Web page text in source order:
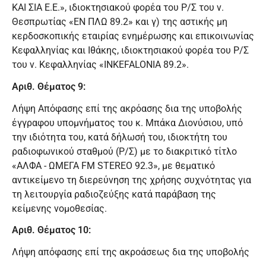
ΚΑΙ ΣΙΑ Ε.Ε.», ιδιοκτησιακού φορέα του Ρ/Σ του ν.
Θεσπρωτίας «ΕΝ ΠΛΩ 89.2» και γ) της αστικής μη
κερδοσκοπικής εταιρίας ενημέρωσης και επικοινωνίας
Κεφαλληνίας και Ιθάκης, ιδιοκτησιακού φορέα του Ρ/Σ
του ν. Κεφαλληνίας «INKEFALONIA 89.2».
Αριθ. Θέματος 9:
Λήψη Απόφασης επί της ακρόασης δια της υποβολής
έγγραφου υπομνήματος του κ. Μπάκα Διονύσιου, υπό
την ιδιότητα του, κατά δήλωσή του, ιδιοκτήτη του
ραδιοφωνικού σταθμού (Ρ/Σ) με το διακριτικό τίτλο
«ΑΛΦΑ - ΩΜΕΓΑ FM STEREO 92.3», με θεματικό
αντικείμενο τη διερεύνηση της χρήσης συχνότητας για
τη λειτουργία ραδιοζεύξης κατά παράβαση της
κείμενης νομοθεσίας.
Αριθ. Θέματος 10:
Λήψη απόφασης επί της ακροάσεως δια της υποβολής